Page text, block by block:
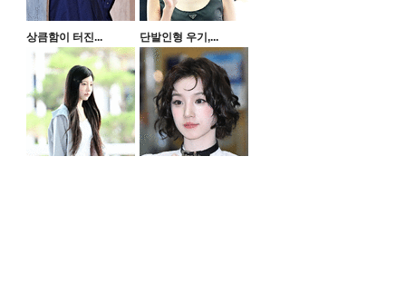
상큼함이 터진... 단발인형 우기,...